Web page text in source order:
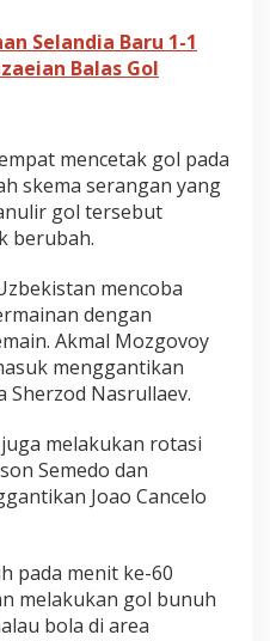
Selandia Baru 1-1
Balas Gol
mencetak gol pada
skema serangan yang
gol tersebut
berubah.
mencoba
dengan
Akmal Mozgovoy
menggantikan
Sherzod Nasrullaev.
melakukan rotasi
Semedo dan
Joao Cancelo
pada menit ke-60
melakukan gol bunuh
bola di area